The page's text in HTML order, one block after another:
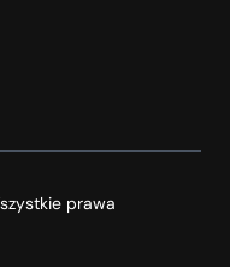
prawa